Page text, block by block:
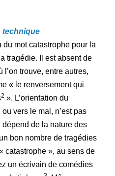
technique
du mot catastrophe pour la
tragédie. Il est absent de
l’on trouve, entre autres,
« le renversement qui
2 ». L’orientation du
vers le mal, n’est pas
de la nature des
bon nombre de tragédies
catastrophe », au sens de
un écrivain de comédies